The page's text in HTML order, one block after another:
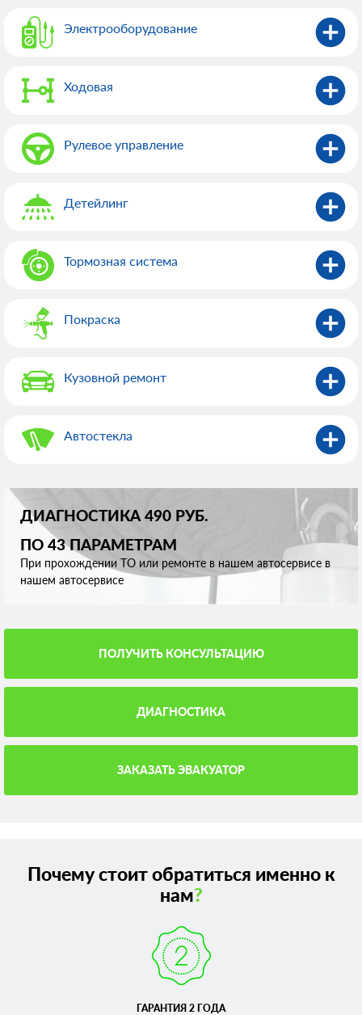
Электрооборудованиe
Ходовая
Рулевое управление
Детейлинг
Тормозная система
Покраска
Кузовной ремонт
Автостекла
ДИАГНОСТИКА 490 РУБ.
ПО 43 ПАРАМЕТРАМ
При прохождении ТО или ремонте в нашем автосервисе в
нашем автосервисе
ПОЛУЧИТЬ КОНСУЛЬТАЦИЮ
ДИАГНОСТИКА
ЗАКАЗАТЬ ЭВАКУАТОР
Почему стоит обратиться именно к
нам?
ГАРАНТИЯ 2 ГОДА